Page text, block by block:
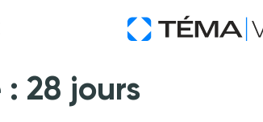
28 jours